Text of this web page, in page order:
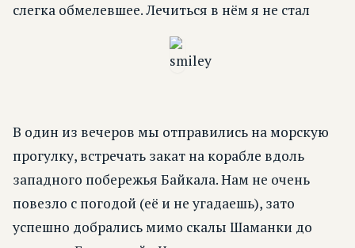
слегка обмелевшее. Лечиться в нём я не стал
В один из вечеров мы отправились на морскую
прогулку, встречать закат на корабле вдоль
западного побережья Байкала. Нам не очень
повезло с погодой (её и не угадаешь), зато
успешно добрались мимо скалы Шаманки до